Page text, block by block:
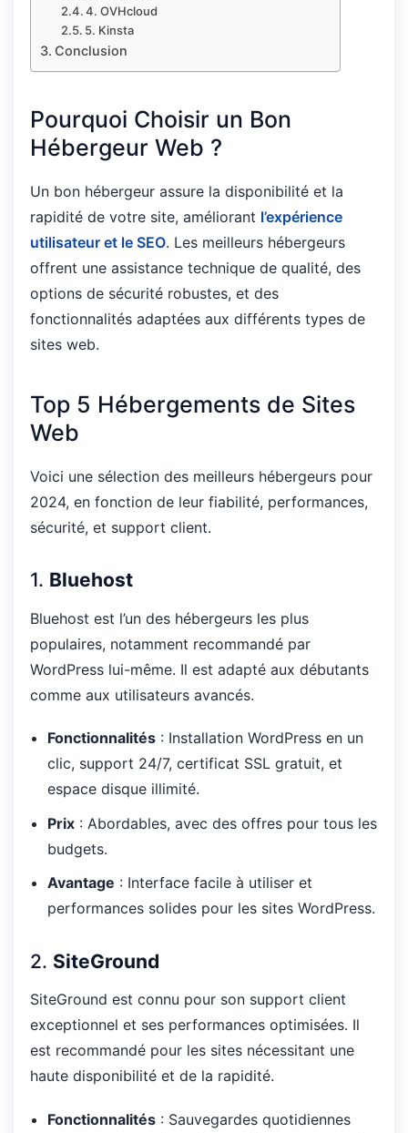
4. OVHcloud
5. Kinsta
Conclusion
Pourquoi Choisir un Bon
Hébergeur Web ?
Un bon hébergeur assure la disponibilité et la
rapidité de votre site, améliorant l’expérience
utilisateur et le SEO. Les meilleurs hébergeurs
offrent une assistance technique de qualité, des
options de sécurité robustes, et des
fonctionnalités adaptées aux différents types de
sites web.
Top 5 Hébergements de Sites
Web
Voici une sélection des meilleurs hébergeurs pour
2024, en fonction de leur fiabilité, performances,
sécurité, et support client.
1. Bluehost
Bluehost est l’un des hébergeurs les plus
populaires, notamment recommandé par
WordPress lui-même. Il est adapté aux débutants
comme aux utilisateurs avancés.
Fonctionnalités : Installation WordPress en un
clic, support 24/7, certificat SSL gratuit, et
espace disque illimité.
Prix : Abordables, avec des offres pour tous les
budgets.
Avantage : Interface facile à utiliser et
performances solides pour les sites WordPress.
2. SiteGround
SiteGround est connu pour son support client
exceptionnel et ses performances optimisées. Il
est recommandé pour les sites nécessitant une
haute disponibilité et de la rapidité.
Fonctionnalités : Sauvegardes quotidiennes